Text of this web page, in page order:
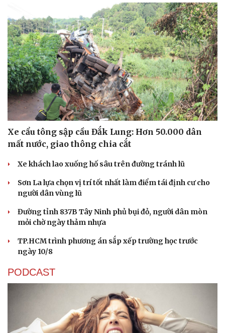
Xe cẩu tông sập cầu Đắk Lung: Hơn 50.000 dân
mất nước, giao thông chia cắt
Xe khách lao xuống hố sâu trên đường tránh lũ
Sơn La lựa chọn vị trí tốt nhất làm điểm tái định cư cho
người dân vùng lũ
Đường tỉnh 837B Tây Ninh phủ bụi đỏ, người dân mòn
mỏi chờ ngày thảm nhựa
TP.HCM trình phương án sắp xếp trường học trước
ngày 10/8
PODCAST